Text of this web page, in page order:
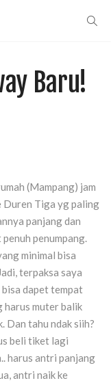
Baru!
(Mampang) jam
Duren Tiga yg paling
panjang dan
penumpang.
minimal bisa
terpaksa saya
dapet tempat
harus muter balik
Dan tahu ndak siih?
beli tiket lagi
harus antri panjang
antri naik ke